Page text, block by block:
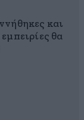
και
θα